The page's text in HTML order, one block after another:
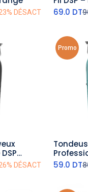
DÉSACTIVÉ)69.0 DT
- 3W
DÉSACTIVÉ)
Promo
Sans Fil
Bleu
59.0 DT